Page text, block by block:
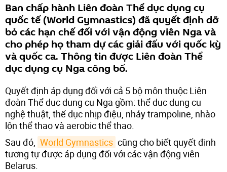
Ban chấp hành Liên đoàn Thể dục dụng cụ
quốc tế (World Gymnastics) đã quyết định dỡ
bỏ các hạn chế đối với vận động viên Nga và
cho phép họ tham dự các giải đấu với quốc kỳ
và quốc ca. Thông tin được Liên đoàn Thể
dục dụng cụ Nga công bố.
Quyết định áp dụng đối với cả 5 bộ môn thuộc Liên
đoàn Thể dục dụng cụ Nga gồm: thể dục dụng cụ
nghệ thuật, thể dục nhịp điệu, nhảy trampoline, nhào
lộn thể thao và aerobic thể thao.
Sau đó, World Gymnastics cũng cho biết quyết định
tương tự được áp dụng đối với các vận động viên
Belarus.